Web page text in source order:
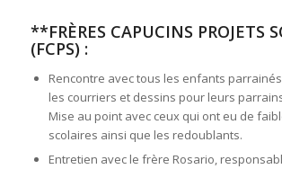
**FRÈRES CAPUCINS PROJETS
(FCPS) :
Rencontre avec tous les enfants
les courriers et dessins pour leurs
Mise au point avec ceux qui ont eu de
scolaires ainsi que les redoublants.
Entretien avec le frère Rosario,